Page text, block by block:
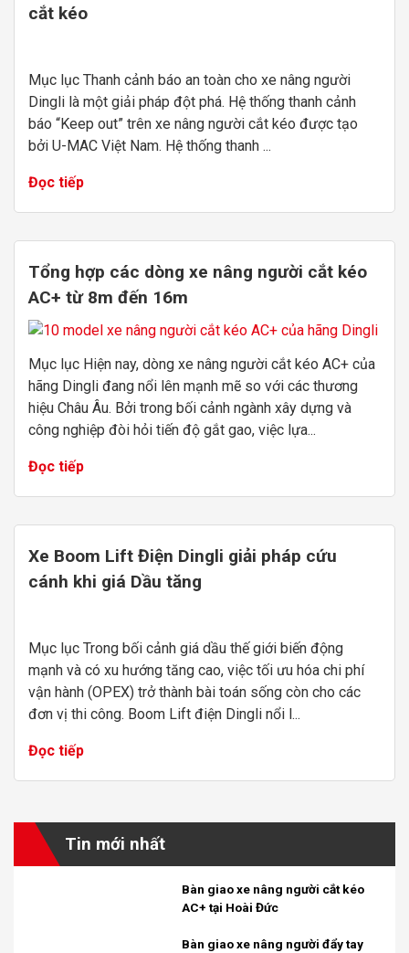
cắt kéo
Mục lục Thanh cảnh báo an toàn cho xe nâng người
Dingli là một giải pháp đột phá. Hệ thống thanh cảnh
báo “Keep out” trên xe nâng người cắt kéo được tạo
bởi U-MAC Việt Nam. Hệ thống thanh ...
Đọc tiếp
Tổng hợp các dòng xe nâng người cắt kéo
AC+ từ 8m đến 16m
Mục lục Hiện nay, dòng xe nâng người cắt kéo AC+ của
hãng Dingli đang nổi lên mạnh mẽ so với các thương
hiệu Châu Âu. Bởi trong bối cảnh ngành xây dựng và
công nghiệp đòi hỏi tiến độ gắt gao, việc lựa...
Đọc tiếp
Xe Boom Lift Điện Dingli giải pháp cứu
cánh khi giá Dầu tăng
Mục lục Trong bối cảnh giá dầu thế giới biến động
mạnh và có xu hướng tăng cao, việc tối ưu hóa chi phí
vận hành (OPEX) trở thành bài toán sống còn cho các
đơn vị thi công. Boom Lift điện Dingli nổi l...
Đọc tiếp
Tin mới nhất
Bàn giao xe nâng người cắt kéo
AC+ tại Hoài Đức
Bàn giao xe nâng người đẩy tay